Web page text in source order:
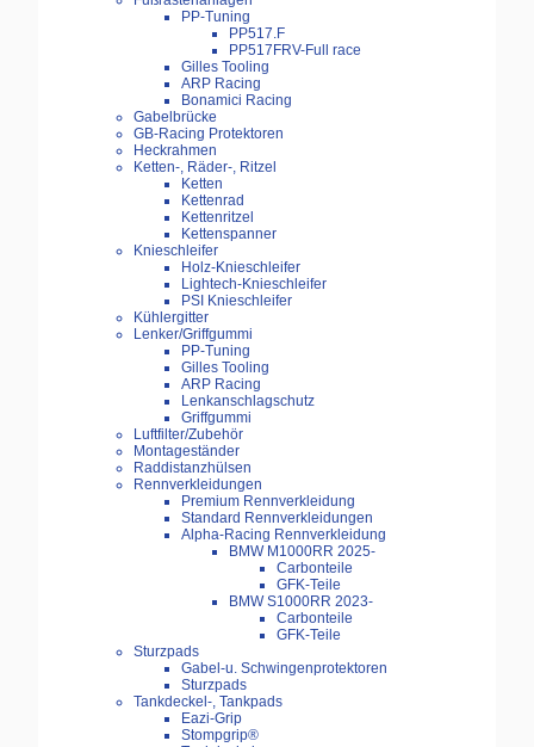
PP-Tuning
PP517.F
PP517FRV-Full race
Gilles Tooling
ARP Racing
Bonamici Racing
Gabelbrücke
GB-Racing Protektoren
Heckrahmen
Ketten-, Räder-, Ritzel
Ketten
Kettenrad
Kettenritzel
Kettenspanner
Knieschleifer
Holz-Knieschleifer
Lightech-Knieschleifer
PSI Knieschleifer
Kühlergitter
Lenker/Griffgummi
PP-Tuning
Gilles Tooling
ARP Racing
Lenkanschlagschutz
Griffgummi
Luftfilter/Zubehör
Montageständer
Raddistanzhülsen
Rennverkleidungen
Premium Rennverkleidung
Standard Rennverkleidungen
Alpha-Racing Rennverkleidung
BMW M1000RR 2025-
Carbonteile
GFK-Teile
BMW S1000RR 2023-
Carbonteile
GFK-Teile
Sturzpads
Gabel-u. Schwingenprotektoren
Sturzpads
Tankdeckel-, Tankpads
Eazi-Grip
Stompgrip®